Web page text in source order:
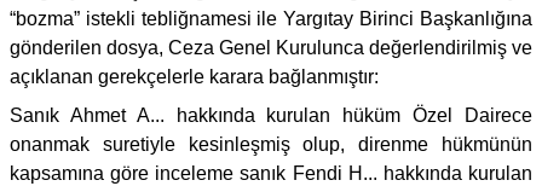
“bozma” istekli tebliğnamesi ile Yargıtay Birinci Başkanlığına
gönderilen dosya, Ceza Genel Kurulunca değerlendirilmiş ve
açıklanan gerekçelerle karara bağlanmıştır:
Sanık Ahmet A... hakkında kurulan hüküm Özel Dairece
onanmak suretiyle kesinleşmiş olup, direnme hükmünün
kapsamına göre inceleme sanık Fendi H... hakkında kurulan